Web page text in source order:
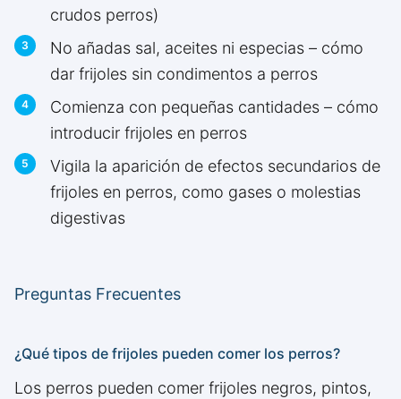
crudos perros)
No añadas sal, aceites ni especias – cómo
dar frijoles sin condimentos a perros
Comienza con pequeñas cantidades – cómo
introducir frijoles en perros
Vigila la aparición de efectos secundarios de
frijoles en perros, como gases o molestias
digestivas
Preguntas Frecuentes
¿Qué tipos de frijoles pueden comer los perros?
Los perros pueden comer frijoles negros, pintos,